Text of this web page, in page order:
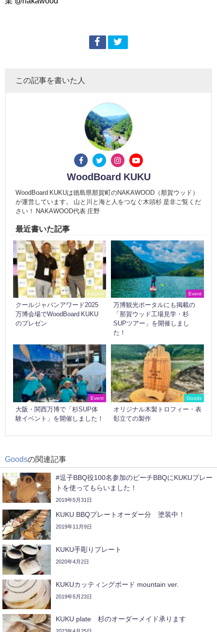
この記事を書いた人
WoodBoard KUKU
WoodBoard KUKUは徳島県那賀町のNAKAWOOD（那賀ウッド）
が運営しています。 山と川と海と人をつなぐ木頭杉 是非ご覧くだ
さい！ NAKAWOOD代表 庄野
最近書いた記事
Awards
クールジャパンアワード2025
万博会場でWoodBoard KUKU
のプレゼン
Event
万博観光ポータルにも掲載の
「那賀ウッド工場見学・杉
SUPツアー」を開催しまし
た！
Event
大阪・関西万博で「杉SUP体
験イベント」を開催しました！
Goods
オリジナル木製トロフィー・表
彰立ての製作
Goodsの関連記事
#逗子BBQ役100名参加のビーチBBQにKUKUプレー
トを使ってもらいました！
2019年5月31日
KUKU BBQプレートオーダー分 塗装中！
2019年11月9日
KUKU手彫りプレート
2020年4月2日
KUKUカッティングボード mountain ver.
2019年5月23日
KUKU plate 杉のオーダーメイド承ります